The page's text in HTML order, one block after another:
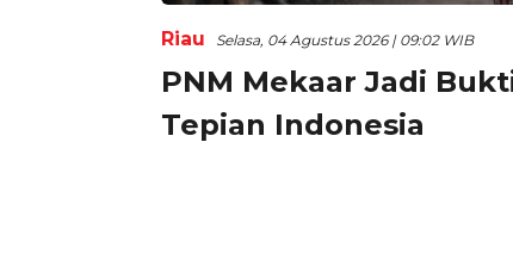
Riau Selasa, 04 Agustus 2026 | 09:02 WIB
PNM Mekaar Jadi
Tepian Indonesia